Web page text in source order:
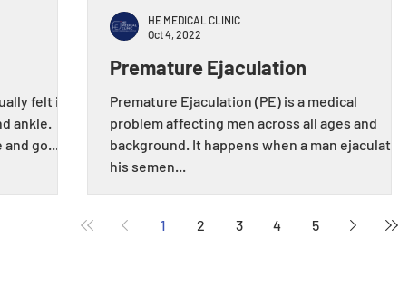
felt in
ankle.
go....
Premature Ejaculation
Premature Ejaculation (PE) is a medical
problem affecting men across all ages and
background. It happens when a man ejaculates
his semen...
HE MEDICAL CLINIC
Oct 4, 2022
1 2 3 4 5